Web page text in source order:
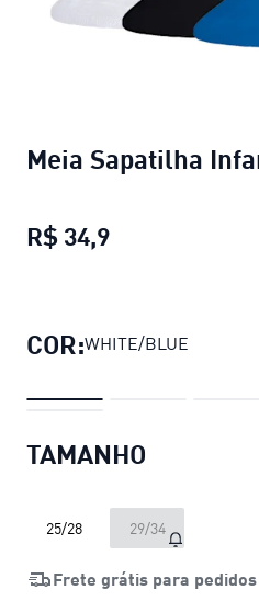
Meia Sapatilha
R$ 34,9
COR:WHITE/BLUE
TAMANHO
25/28 29/34
Frete grátis para